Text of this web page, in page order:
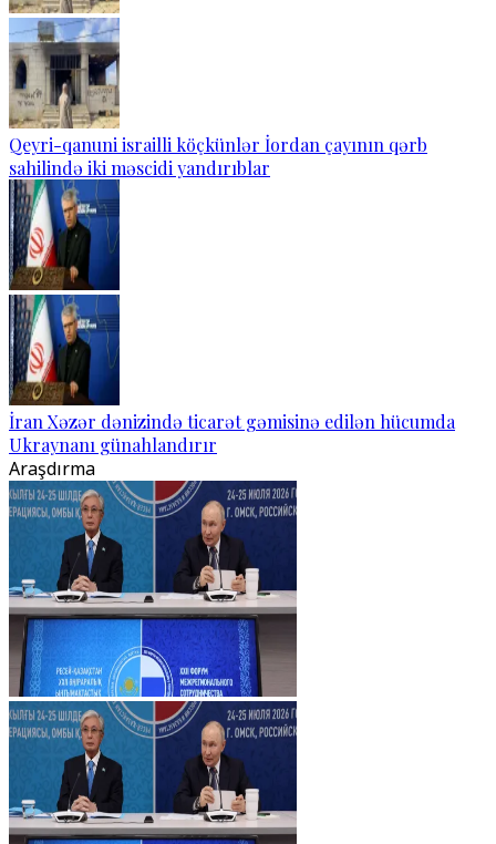
Qeyri-qanuni israilli köçkünlər İordan çayının qərb
sahilində iki məscidi yandırıblar
İran Xəzər dənizində ticarət gəmisinə edilən hücumda
Ukraynanı günahlandırır
Araşdırma